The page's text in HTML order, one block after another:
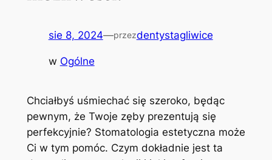
sie 8, 2024—przezdentystagliwice
w Ogólne
Chciałbyś uśmiechać się szeroko, będąc
pewnym, że Twoje zęby ‌prezentują się
perfekcyjnie? Stomatologia estetyczna ⁣może⁤
Ci w tym pomóc. Czym ⁢dokładnie jest ta⁤